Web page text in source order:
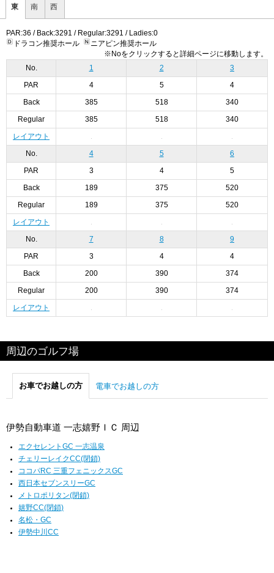
東 南 西
PAR:36 / Back:3291 / Regular:3291 / Ladies:0
ドラコン推奨ホール
ニアピン推奨ホール
※Noをクリックすると詳細ページに移動します。
No.
1 2 3
PAR 4 5 4
Back 385 518 340
Regular 385 518 340
レイアウト
No. 4 5 6
PAR 3 4 5
Back 189 375 520
Regular 189 375 520
レイアウト
No. 7 8 9
PAR 3 4 4
Back 200 390 374
Regular 200 390 374
レイアウト
周辺のゴルフ場
お車でお越しの方 電車でお越しの方
伊勢自動車道 一志嬉野ＩＣ 周辺
エクセレントGC 一志温泉
チェリーレイクCC(閉鎖)
ココパRC 三重フェニックスGC
西日本セブンスリーGC
メトロポリタン(閉鎖)
嬉野CC(閉鎖)
名松・GC
伊勢中川CC